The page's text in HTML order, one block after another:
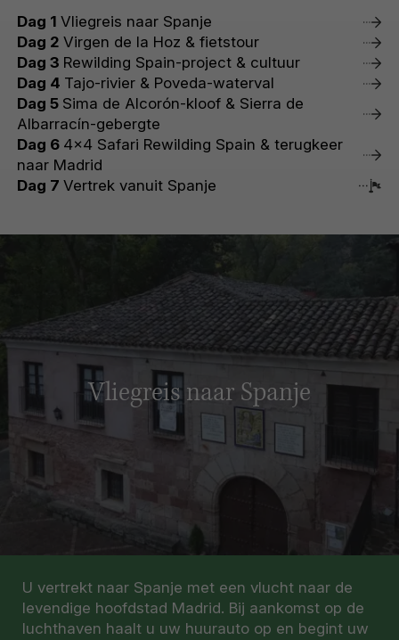
Dag 1 Vliegreis naar Spanje
Dag 2 Virgen de la Hoz & fietstour
Dag 3 Rewilding Spain-project & cultuur
Dag 4 Tajo-rivier & Poveda-waterval
Dag 5 Sima de Alcorón-kloof & Sierra de
Albarracín-gebergte
Dag 6 4x4 Safari Rewilding Spain & terugkeer
naar Madrid
Dag 7 Vertrek vanuit Spanje
Vliegreis naar Spanje
U vertrekt naar Spanje met een vlucht naar de
levendige hoofdstad Madrid. Bij aankomst op de
luchthaven haalt u uw huurauto op en begint uw